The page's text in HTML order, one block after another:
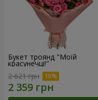
Букет троянд "Моїй
красунечці!"
2 621 грн